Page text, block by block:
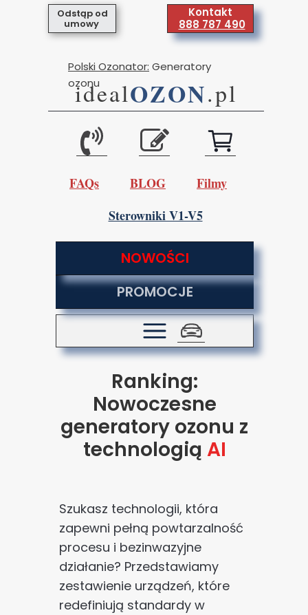
Odstąp od
umowy
NOWOŚCI
PROMOCJE
Kontakt
888 787 490
FAQs BLOG Filmy
idealOZON.pl
Polski Ozonator: Generatory
ozonu
Sterowniki V1-V5
Ranking:
Nowoczesne
generatory ozonu z
technologią AI
Szukasz technologii, która
zapewni pełną powtarzalność
procesu i bezinwazyjne
działanie? Przedstawiamy
zestawienie urządzeń, które
redefiniują standardy w